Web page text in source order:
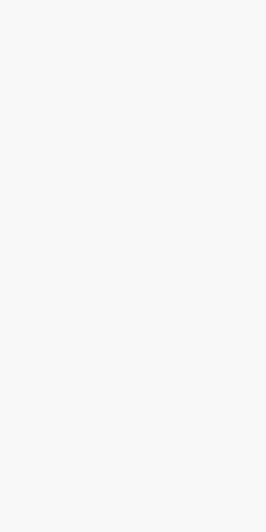
для тіла в
вашу шкіру
скрабу ваше тіло
гущі будь-яку
цього потрібно